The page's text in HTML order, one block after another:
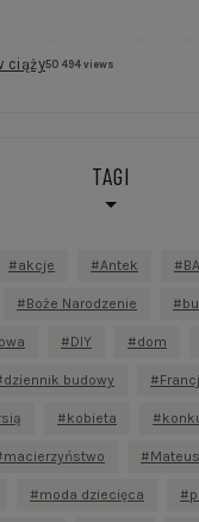
ciąży50 494 views
TAGI
akcje Antek
Boże Narodzenie
DIY dom
dziennik budowy
kobieta
macierzyństwo
moda dziecięca